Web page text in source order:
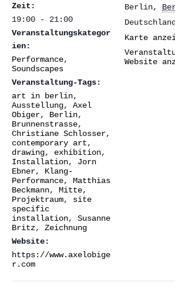
Zeit:
19:00 - 21:00
Veranstaltungskategor
ien:
Performance,
Soundscapes
Veranstaltung-Tags:
art in berlin,
Ausstellung, Axel
Obiger, Berlin,
Brunnenstrasse,
Christiane Schlosser,
contemporary art,
drawing, exhibition,
Installation, Jorn
Ebner, Klang-
Performance, Matthias
Beckmann, Mitte,
Projektraum, site
specific
installation, Susanne
Britz, Zeichnung
Website:
https://www.axelobige
r.com
Berlin,
Deutschland
Karte
Website